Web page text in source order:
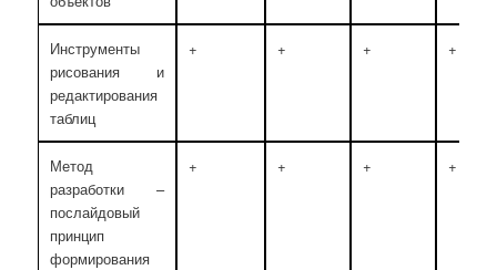
Инструменты
рисования и
редактирования
таблиц
+ + + +
Метод
разработки –
послайдовый
принцип
формирования
+ + + +